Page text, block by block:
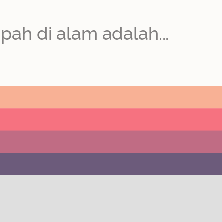
di alam adalah...